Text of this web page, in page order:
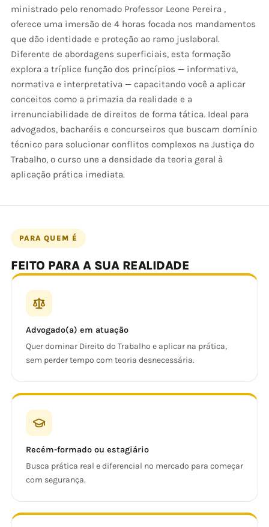
ministrado pelo renomado Professor Leone Pereira ,
oferece uma imersão de 4 horas focada nos mandamentos
que dão identidade e proteção ao ramo juslaboral.
Diferente de abordagens superficiais, esta formação
explora a tríplice função dos princípios — informativa,
normativa e interpretativa — capacitando você a aplicar
conceitos como a primazia da realidade e a
irrenunciabilidade de direitos de forma tática. Ideal para
advogados, bacharéis e concurseiros que buscam domínio
técnico para solucionar conflitos complexos na Justiça do
Trabalho, o curso une a densidade da teoria geral à
aplicação prática imediata.
PARA QUEM É
FEITO PARA A SUA REALIDADE
Advogado(a) em atuação
Quer dominar Direito do Trabalho e aplicar na prática,
sem perder tempo com teoria desnecessária.
Recém-formado ou estagiário
Busca prática real e diferencial no mercado para começar
com segurança.